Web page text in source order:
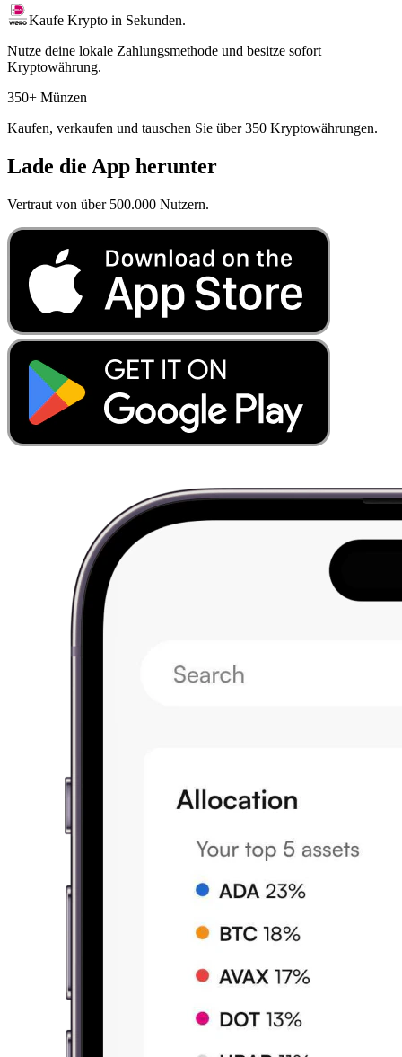
Kaufe Krypto in Sekunden.
Nutze deine lokale Zahlungsmethode und besitze sofort
Kryptowährung.
350+ Münzen
Kaufen, verkaufen und tauschen Sie über 350 Kryptowährungen.
Lade die App herunter
Vertraut von über 500.000 Nutzern.